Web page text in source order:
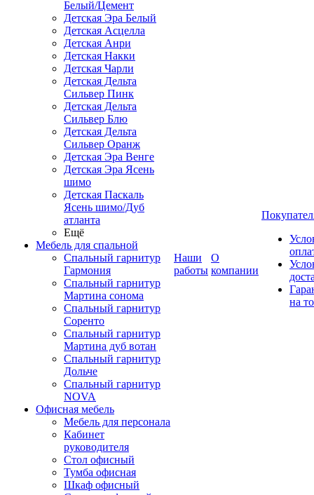
Белый/Цемент
Детская Эра Белый
Детская Асцелла
Детская Анри
Детская Накки
Детская Чарли
Детская Дельта
Сильвер Пинк
Детская Дельта
Сильвер Блю
Детская Дельта
Сильвер Оранж
Детская Эра Венге
Детская Эра Ясень
шимо
Детская Паскаль
Ясень шимо/Дуб
атланта
Ещё
Мебель для спальной
Спальный гарнитур
Гармония
Спальный гарнитур
Мартина сонома
Спальный гарнитур
Соренто
Спальный гарнитур
Мартина дуб вотан
Спальный гарнитур
Дольче
Спальный гарнитур
NOVA
Офисная мебель
Мебель для персонала
Кабинет
руководителя
Стол офисный
Тумба офисная
Шкаф офисный
Наши
работы
О
компании
на